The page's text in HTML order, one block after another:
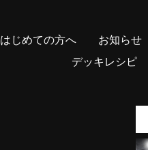
はじめての方へ お知らせ
デッキレシピ